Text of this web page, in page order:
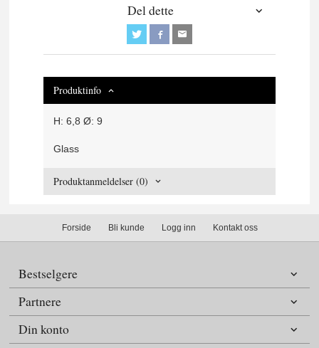
Del dette
Produktinfo
H: 6,8 Ø: 9
Glass
Produktanmeldelser (0)
Forside Bli kunde Logg inn Kontakt oss
Bestselgere
Partnere
Din konto